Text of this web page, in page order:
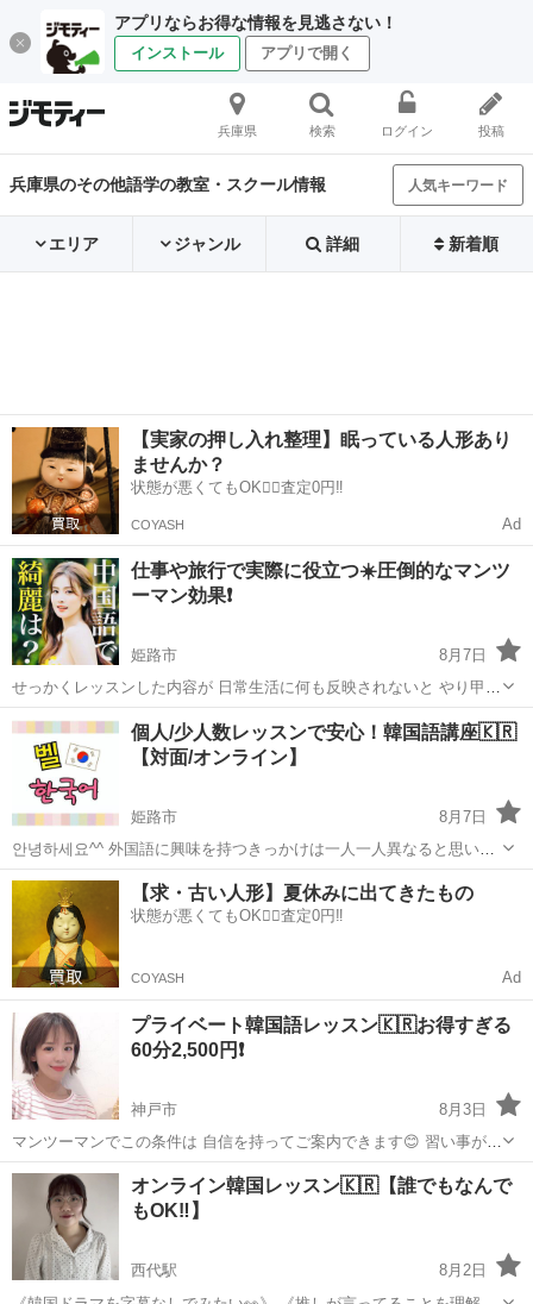
アプリならお得な情報を見逃さない！
インストール アプリで開く
兵庫県 検索 ログイン 投稿
兵庫県のその他語学の教室・スクール情報 人気キーワード
エリア ジャンル 詳細 新着順
【実家の押し入れ整理】眠っている人形あり
ませんか？
状態が悪くてもOK🙆‍♀️査定0円‼️
COYASH Ad
仕事や旅行で実際に役立つ☀️圧倒的なマンツ
ーマン効果❗️
姫路市
8月7日
せっかくレッスンした内容が 日常生活に何も反映されないと やり甲斐
が無いと思いますので 無駄を省いた 効率の良い中国語サポートの ご
案内をさせて頂きます🙇 弊社 中国語スクール モイザ【M...
兵庫 姫路市 中国語
個人/少人数レッスンで安心！韓国語講座🇰🇷
【対面/オンライン】
姫路市
8月7日
안녕하세요^^ 外国語に興味を持つきっかけは一人一人異なると思いま
す。 「興味を持つ」ということは、自分自身の可能性を広げること！
興味はあるけど、韓国語が話せるようになるか不安…という方も安心
して受講していただけ...
兵庫 姫路市 韓国語 レッスン
【求・古い人形】夏休みに出てきたもの
状態が悪くてもOK🙆‍♀️査定0円‼️
COYASH Ad
プライベート韓国語レッスン🇰🇷お得すぎる
60分2,500円❗️
神戸市
8月3日
マンツーマンでこの条件は 自信を持ってご案内できます😊 習い事が長
続きしないのは 🔴毎日忙しい 🔴勉強が嫌い 🔴料金が高い 色々原因が
あると思いますが💦 当スクール 韓国語レッスンMOIZA【モイザ】は
兵庫 神戸市 韓国語 レッスン
オンライン韓国レッスン🇰🇷【誰でもなんで
もOK‼️】
西代駅
8月2日